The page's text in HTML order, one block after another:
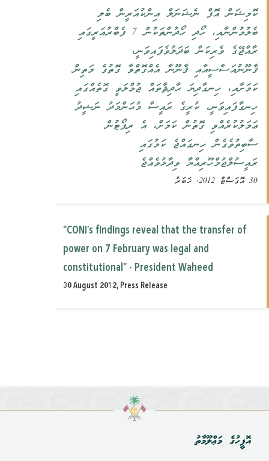
ކޮމިޝަން އޮފް ނެޝަނަލް އިންކުއަރީން ބެލި
ބެލުމުންނާއި، ހޯދި ހޯދުންތަކުން 7 ފެބްރުއަރީގައި
ރާއްޖޭގެ ވެރިކަން ބަދަލުވެފައިވަނީ،
ޤާނޫނުއަސާސީއާއި ޤާނޫނާ އެއްގޮތްވާ ގޮތުގެ މަތިން
ކަމަށާއި، ހިނގާދިޔަ ޙާދިޘާތައް ޖުމްލަވީ ގޮތެއްގައި
ހިނގާފައިވަނީ، ކުރީގެ ރައީސް މުޙަންމަދު ނަޝީދު
ޢަމަލުކުރެއްވި ގޮތުން ކަމަށް، އެ ރިޕޯޓުން
ސާބިތުވެގެން ހިނގައްޖެ ކަމުގައި
ރައީސުލްޖުމްހޫރިއްޔާ ވިދާޅުވެއްޖެ
“CONI’s findings reveal that the transfer of
power on 7 February was legal and
constitutional” - President Waheed
30 August 2012, Press Release
އޮފީހުގެ މަޢްލޫމާތު